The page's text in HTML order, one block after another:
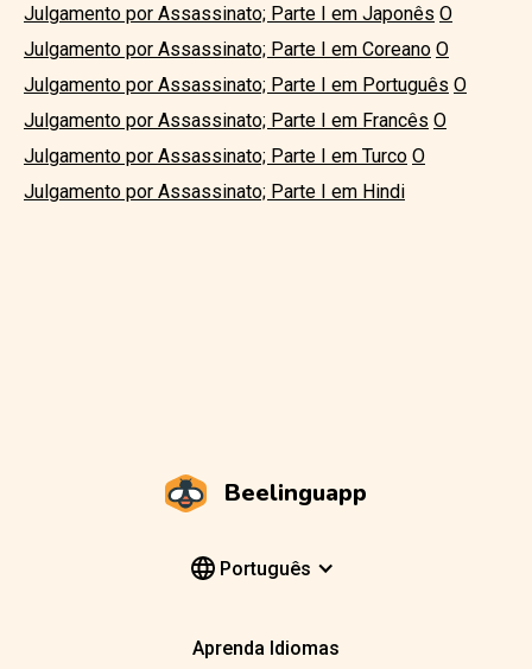
Julgamento por Assassinato; Parte I em Japonês O
Julgamento por Assassinato; Parte I em Coreano O
Julgamento por Assassinato; Parte I em Português O
Julgamento por Assassinato; Parte I em Francês O
Julgamento por Assassinato; Parte I em Turco O
Julgamento por Assassinato; Parte I em Hindi
Beelinguapp
Português
Aprenda Idiomas